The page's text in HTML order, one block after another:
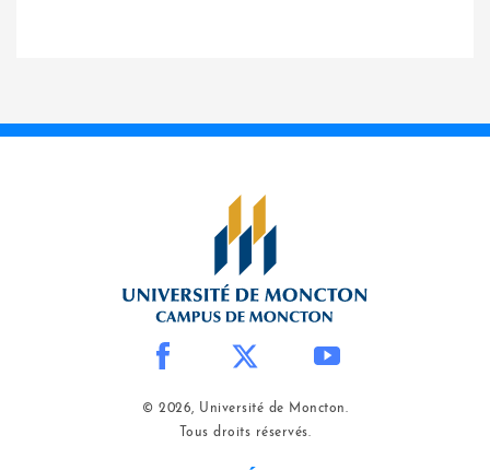
© 2026, Université de Moncton.
Tous droits réservés.